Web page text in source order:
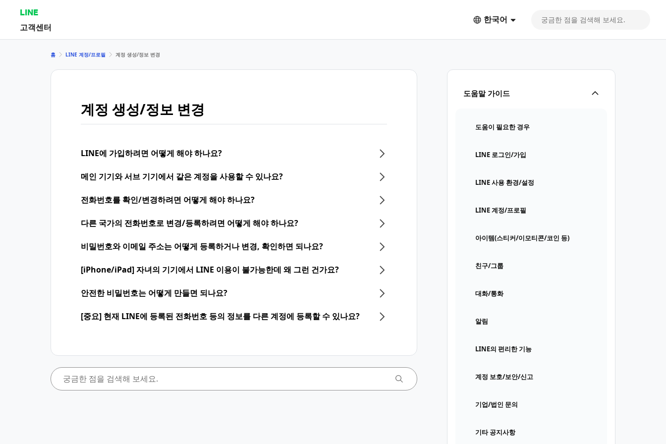
LINE
고객센터
한국어
도움말 가이드
도움이 필요한 경우
LINE 로그인/가입
LINE 사용 환경/설정
LINE 계정/프로필
아이템(스티커/이모티콘/코인 등)
친구/그룹
대화/통화
알림
LINE의 편리한 기능
계정 보호/보안/신고
기업/법인 문의
기타 공지사항
홈 LINE 계정/프로필 계정 생성/정보 변경
계정 생성/정보 변경
LINE에 가입하려면 어떻게 해야 하나요?
메인 기기와 서브 기기에서 같은 계정을 사용할 수 있나요?
전화번호를 확인/변경하려면 어떻게 해야 하나요?
다른 국가의 전화번호로 변경/등록하려면 어떻게 해야 하나요?
비밀번호와 이메일 주소는 어떻게 등록하거나 변경, 확인하면 되나요?
[iPhone/iPad] 자녀의 기기에서 LINE 이용이 불가능한데 왜 그런 건가요?
안전한 비밀번호는 어떻게 만들면 되나요?
[중요] 현재 LINE에 등록된 전화번호 등의 정보를 다른 계정에 등록할 수 있나요?